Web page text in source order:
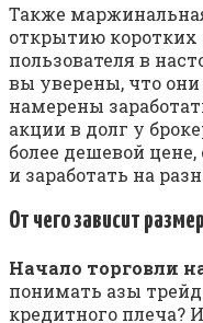
Также
открытию
пользователя в
вы уверены, что они
намерены
акции в долг у
более дешевой
и заработать на
От чего зависит
Начало торговли
понимать азы
кредитного плеча?